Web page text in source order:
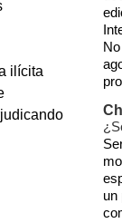
ilícita
turismo
futbol
un